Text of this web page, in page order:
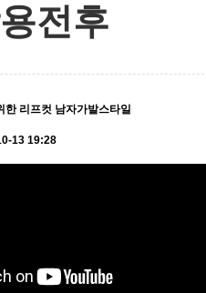
전후
한 리프컷 남자가발스타일
13 19:28